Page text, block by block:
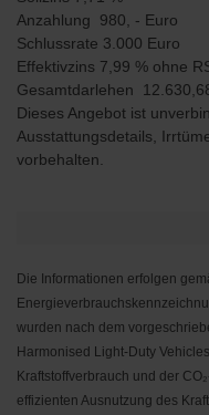
Anzahlung 980, - Euro
Schlussrate 3.000 Euro
Effektivzins 7,99 % ohne
Gesamtdarlehen
Dieses Angebot ist
Ausstattungsdetails,
vorbehalten.
Die Informationen erfolgen
wurden nach dem
Harmonised Light-Duty
Kraftstoffverbrauch und der
effizienten Ausnutzung des